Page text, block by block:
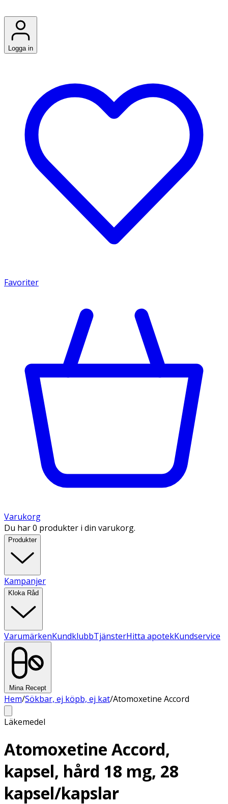
Logga in
Favoriter
Varukorg
Du har 0 produkter i din varukorg.
Produkter
Kampanjer
Kloka Råd
VarumärkenKundklubbTjänsterHitta apotekKundservice
Mina Recept
Hem/Sökbar, ej köpb, ej kat/Atomoxetine Accord
Läkemedel
Atomoxetine Accord,
kapsel, hård 18 mg, 28
kapsel/kapslar